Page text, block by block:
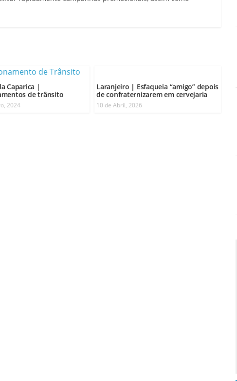
Caparica |
de trânsito
2024
Laranjeiro | Esfaqueia “amigo” depois
de confraternizarem em cervejaria
10 de Abril, 2026